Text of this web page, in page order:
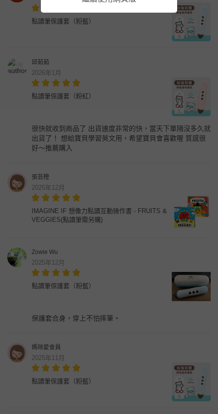
點讀筆保護套（粉藍）
邱茹茹
2026年1月
點讀筆保護套（粉紅）
很快就收到商品了 出貨速度非常的快，當天下單隔沒多久就
出貨了！ 想給寶貝學習英文用，希望寶貝會喜歡喔 質感很
好～推薦購入
張芸橙
2025年12月
IMAGINE IF 想像力點讀互動操作書 - FRUITS &
VEGGIES(點讀筆需另購)
Zowie Wu
2025年12月
點讀筆保護套（粉藍）
保護套合身，穿上不怕摔筆。
媽咪愛會員
2025年11月
點讀筆保護套（粉藍）